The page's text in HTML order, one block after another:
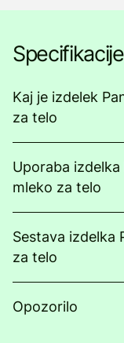
Specifikacije
Kaj je izdelek
za telo
Uporaba
mleko za telo
Sestava izdelka
za telo
Opozorilo